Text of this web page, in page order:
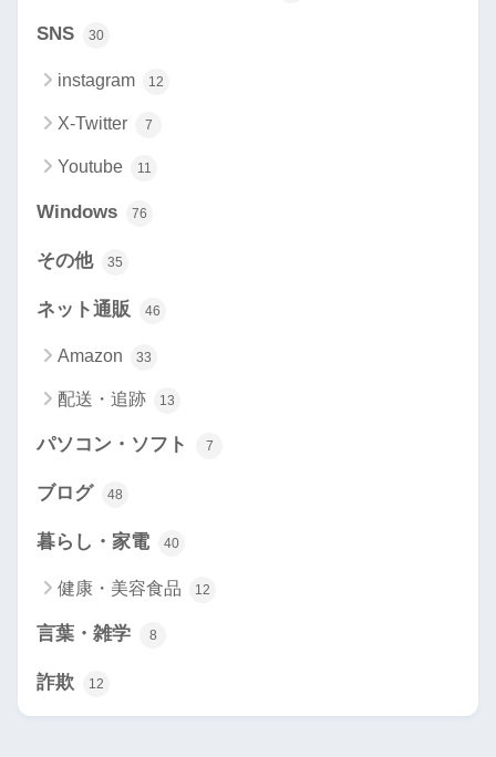
SNS 30
instagram 12
X-Twitter 7
Youtube 11
Windows 76
その他 35
ネット通販 46
Amazon 33
配送・追跡 13
パソコン・ソフト 7
ブログ 48
暮らし・家電 40
健康・美容食品 12
言葉・雑学 8
詐欺 12